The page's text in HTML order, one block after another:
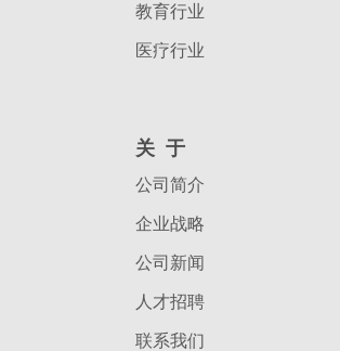
教育行业
医疗行业
关于
公司简介
企业战略
公司新闻
人才招聘
联系我们